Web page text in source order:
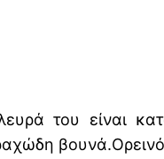
του είναι